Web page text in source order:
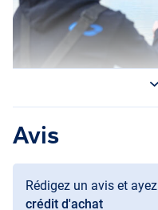
Avis
Rédigez un avis et
crédit d'achat